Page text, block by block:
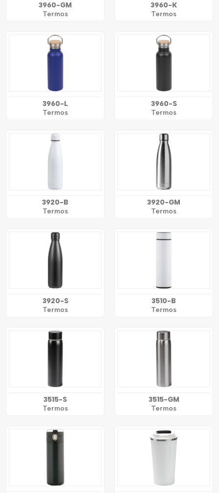
3960-GM
Termos
3960-K
Termos
3960-L
Termos
3960-S
Termos
3920-B
Termos
3920-GM
Termos
3920-S
Termos
3510-B
Termos
3515-S
Termos
3515-GM
Termos